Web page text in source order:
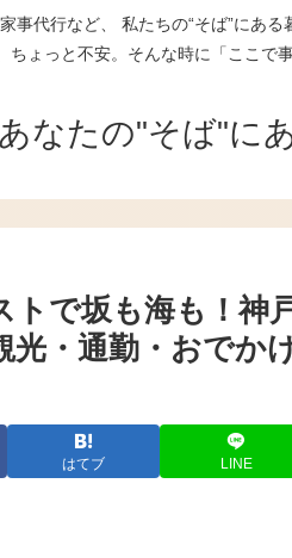
事代行など、 私たちの“そば”にあ
ちょっと不安。そんな時に「ここで
なたの"そば"に
トで坂も海も！神
光・通勤・おでか
はてブ LINE